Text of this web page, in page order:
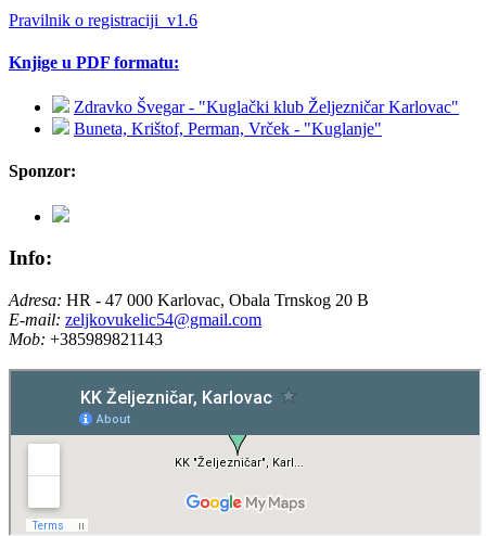
Pravilnik o registraciji_v1.6
Knjige u PDF formatu:
Zdravko Švegar - "Kuglački klub Željezničar Karlovac"
Buneta, Krištof, Perman, Vrček - "Kuglanje"
Sponzor:
Info:
Adresa: HR - 47 000 Karlovac, Obala Trnskog 20 B
E-mail: zeljkovukelic54@gmail.com
Mob: +385989821143